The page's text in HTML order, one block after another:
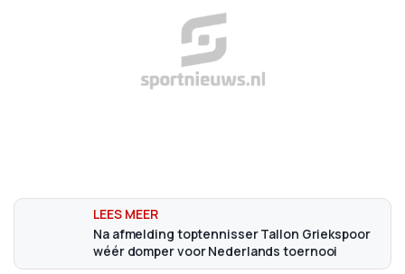
Na afmelding toptennisser Tallon Griekspoor
wéér domper voor Nederlands toernooi